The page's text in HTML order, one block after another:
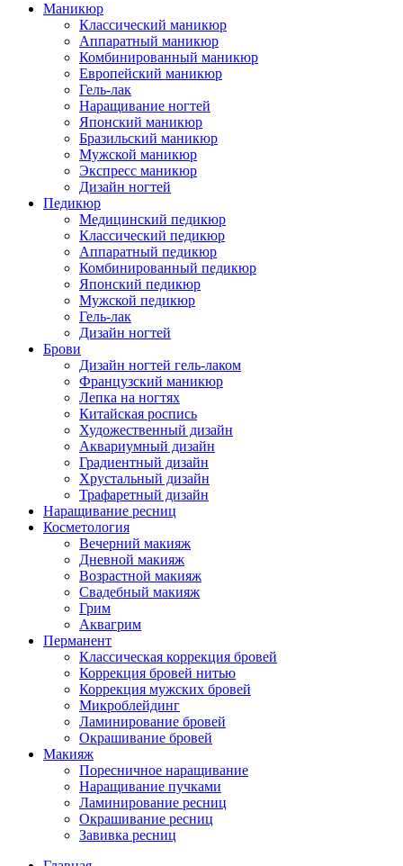
Маникюр
Классический маникюр
Аппаратный маникюр
Комбинированный маникюр
Европейский маникюр
Гель-лак
Наращивание ногтей
Японский маникюр
Бразильский маникюр
Мужской маникюр
Экспресс маникюр
Дизайн ногтей
Педикюр
Медицинский педикюр
Классический педикюр
Аппаратный педикюр
Комбинированный педикюр
Японский педикюр
Мужской педикюр
Гель-лак
Дизайн ногтей
Брови
Дизайн ногтей гель-лаком
Французский маникюр
Лепка на ногтях
Китайская роспись
Художественный дизайн
Аквариумный дизайн
Градиентный дизайн
Хрустальный дизайн
Трафаретный дизайн
Наращивание ресниц
Косметология
Вечерний макияж
Дневной макияж
Возрастной макияж
Свадебный макияж
Грим
Аквагрим
Перманент
Классическая коррекция бровей
Коррекция бровей нитью
Коррекция мужских бровей
Микроблейдинг
Ламинирование бровей
Окрашивание бровей
Макияж
Поресничное наращивание
Наращивание пучками
Ламинирование ресниц
Окрашивание ресниц
Завивка ресниц